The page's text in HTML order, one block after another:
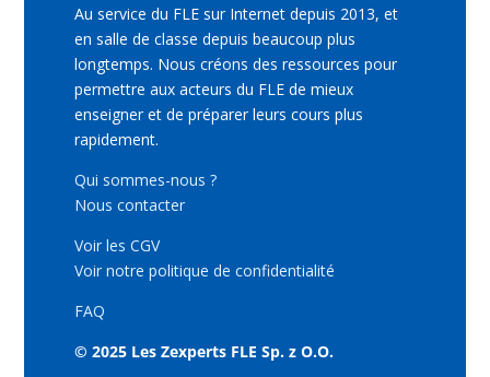
Au service du FLE sur Internet depuis 2013, et
en salle de classe depuis beaucoup plus
longtemps. Nous créons des ressources pour
permettre aux acteurs du FLE de mieux
enseigner et de préparer leurs cours plus
rapidement.
Qui sommes-nous ?
Nous contacter
Voir les CGV
Voir notre politique de confidentialité
FAQ
© 2025 Les Zexperts FLE Sp. z O.O.